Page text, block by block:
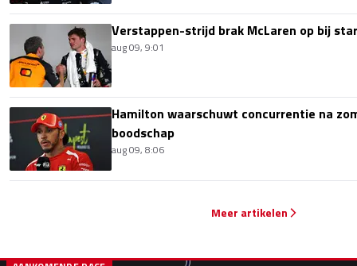
Verstappen-strijd brak McLaren op bij
aug 09, 9:01
Hamilton waarschuwt concurrentie na
boodschap
aug 09, 8:06
Meer artikelen